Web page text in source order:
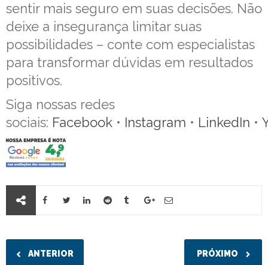
sentir mais seguro em suas decisões. Não
deixe a insegurança limitar suas
possibilidades – conte com especialistas
para transformar dúvidas em resultados
positivos.
Siga nossas redes
sociais: Facebook • Instagram • LinkedIn •
PRÓXIMO
ANTERIOR